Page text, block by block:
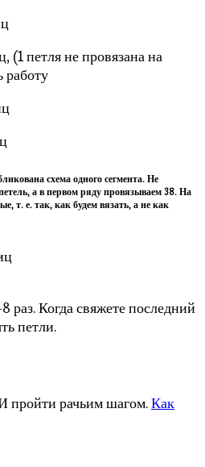
(1 петля не провязана на
работу
схема одного сегмента. Не
а в первом ряду провязываем 38. На
т. е. так, как будем вязать, а не как
Когда свяжете последний
петли.
рачьим шагом.Как